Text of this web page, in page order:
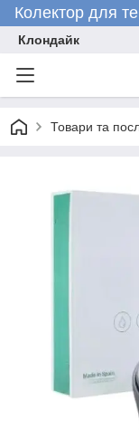
Колектор для
Клондайк
Товари та